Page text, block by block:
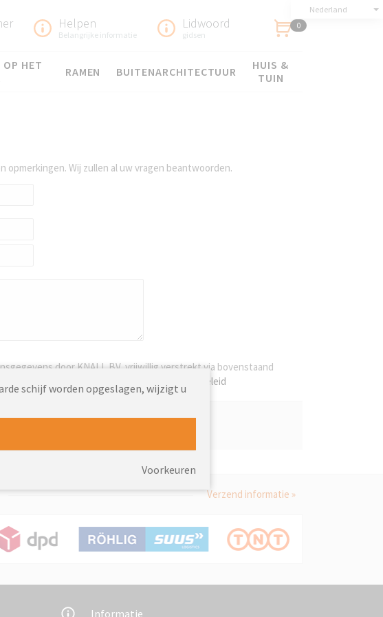
Nederland
Helpen
Belangrijke informatie
Lidwoord
gidsen
0
OP HET
RAMEN BUITENARCHITECTUUR
HUIS &
TUIN
Wij zullen al uw vragen beantwoorden.
door KNALL BV, vrijwillig verstrekt via bovenstaand
privacybeleid
Verzend informatie »
Informatie
schijf worden opgeslagen, wijzigt u
Voorkeuren